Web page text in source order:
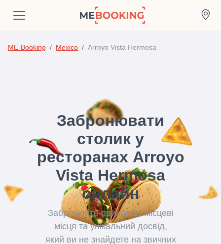
ME-Booking Mexico Arroyo Vista Hermosa
Забронювати
столик у
ресторанах Arroyo
Vista Hermosa
онлайн
Забронюйте приховані місцеві
місця та унікальний досвід,
який ви не знайдете на звичних